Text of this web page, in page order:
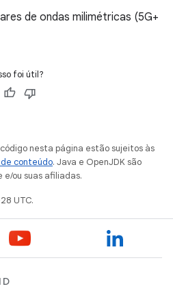
de ondas milimétricas (5G+
foi útil?
nesta página estão sujeitos às
conteúdo. Java e OpenJDK são
ou suas afiliadas.
UTC.